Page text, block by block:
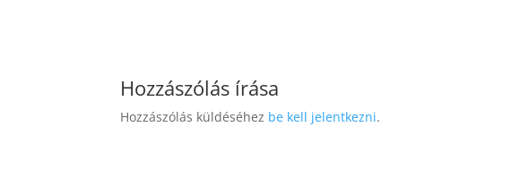
Hozzászólás írása
Hozzászólás küldéséhez be kell jelentkezni.